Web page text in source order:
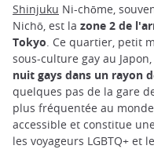
Shinjuku Ni-chōme,
Nichō, est la zone 2 de
Tokyo. Ce quartier, petit
sous-culture gay au
nuit gays dans un rayon
quelques pas de la gare
plus fréquentée au
accessible et constitue
les voyageurs LGBTQ+ et